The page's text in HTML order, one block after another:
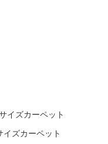
イズカーペット
イズカーペット